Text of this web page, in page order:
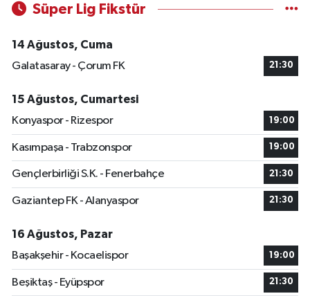
Süper Lig Fikstür
14 Ağustos, Cuma
Galatasaray - Çorum FK
21:30
15 Ağustos, Cumartesi
Konyaspor - Rizespor
19:00
Kasımpaşa - Trabzonspor 19:00
Gençlerbirliği S.K. - Fenerbahçe 21:30
Gaziantep FK - Alanyaspor 21:30
16 Ağustos, Pazar
Başakşehir - Kocaelispor
19:00
Beşiktaş - Eyüpspor 21:30